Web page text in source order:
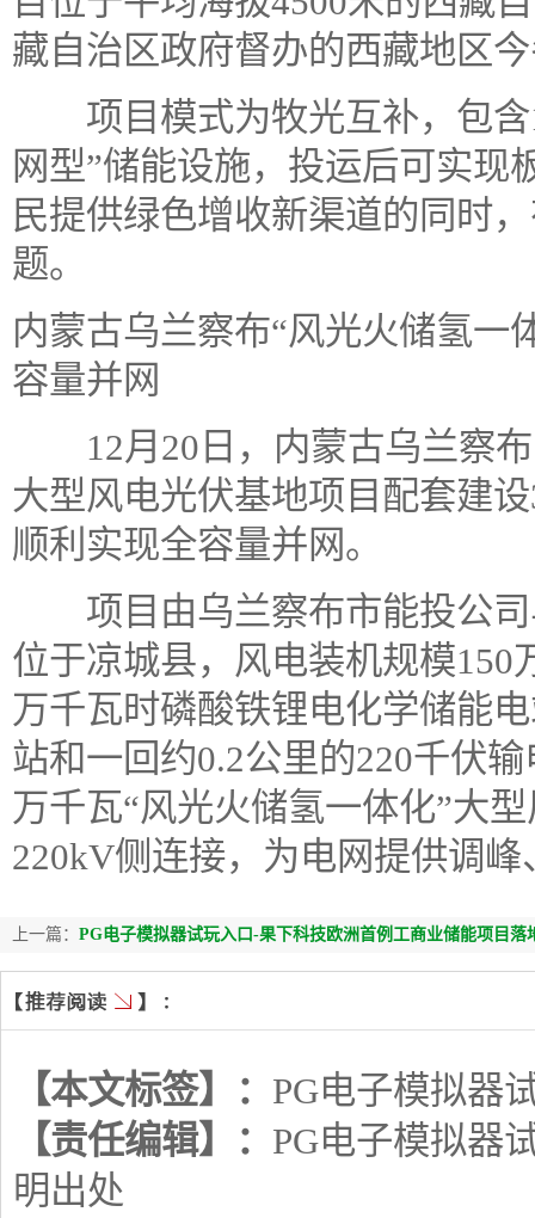
藏自治区政府督办的西藏地区
项目模式为牧光互补，包含
网型”储能设施，投运后可实现
民提供绿色增收新渠道的同时
题。
内蒙古乌兰察布“风光火储氢一
容量并网
12月20日，内蒙古乌兰察布
大型风电光伏基地项目配套建
顺利实现全容量并网。
项目由乌兰察布市能投公司
位于凉城县，风电装机规模150
万千瓦时磷酸铁锂电化学储能
站和一回约0.2公里的220千伏
万千瓦“风光火储氢一体化”大
220kV侧连接，为电网提供调
上一篇： PG电子模拟器试玩入口-果下科技欧洲首例工商业储能项目落
【本文标签】： PG电子模拟器
【责任编辑】： PG电子模拟器
明出处